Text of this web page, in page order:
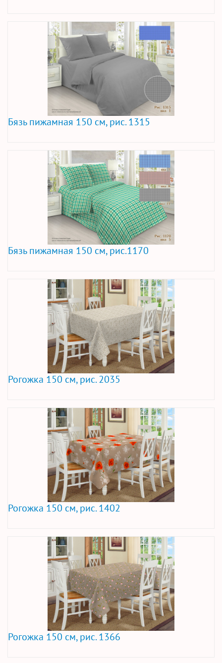
Бязь пижамная 150 см, рис. 1315
Бязь пижамная 150 см, рис.1170
Рогожка 150 см, рис. 2035
Рогожка 150 см, рис. 1402
Рогожка 150 см, рис. 1366